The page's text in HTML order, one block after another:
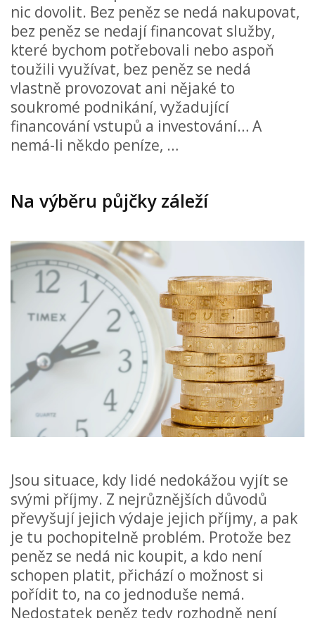
nic dovolit. Bez peněz se nedá nakupovat,
bez peněz se nedají financovat služby,
které bychom potřebovali nebo aspoň
toužili využívat, bez peněz se nedá
vlastně provozovat ani nějaké to
soukromé podnikání, vyžadující
financování vstupů a investování… A
nemá-li někdo peníze, …
Na výběru půjčky záleží
Jsou situace, kdy lidé nedokážou vyjít se
svými příjmy. Z nejrůznějších důvodů
převyšují jejich výdaje jejich příjmy, a pak
je tu pochopitelně problém. Protože bez
peněz se nedá nic koupit, a kdo není
schopen platit, přichází o možnost si
pořídit to, na co jednoduše nemá.
Nedostatek peněz tedy rozhodně není